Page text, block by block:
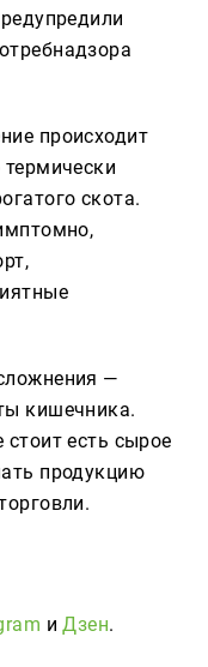
происходит
скота.
—
кишечника.
есть сырое
продукцию
иДзен.